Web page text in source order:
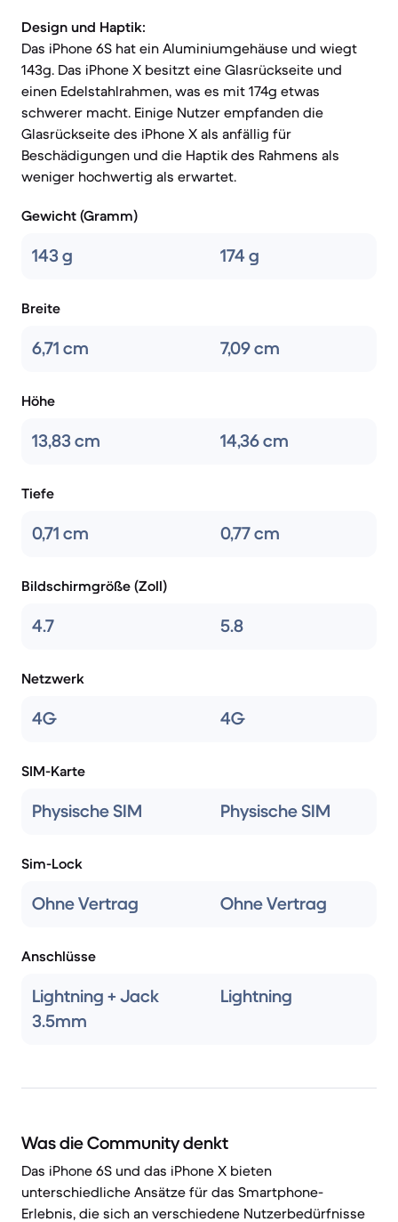
Design und Haptik:
Das iPhone 6S hat ein Aluminiumgehäuse und wiegt
143g. Das iPhone X besitzt eine Glasrückseite und
einen Edelstahlrahmen, was es mit 174g etwas
schwerer macht. Einige Nutzer empfanden die
Glasrückseite des iPhone X als anfällig für
Beschädigungen und die Haptik des Rahmens als
weniger hochwertig als erwartet.
Gewicht (Gramm)
143 g 174 g
Breite
6,71 cm 7,09 cm
Höhe
13,83 cm 14,36 cm
Tiefe
0,71 cm 0,77 cm
Bildschirmgröße (Zoll)
4.7 5.8
Netzwerk
4G 4G
SIM-Karte
Physische SIM Physische SIM
Sim-Lock
Ohne Vertrag Ohne Vertrag
Anschlüsse
Lightning + Jack
3.5mm
Lightning
Was die Community denkt
Das iPhone 6S und das iPhone X bieten
unterschiedliche Ansätze für das Smartphone-
Erlebnis, die sich an verschiedene Nutzerbedürfnisse